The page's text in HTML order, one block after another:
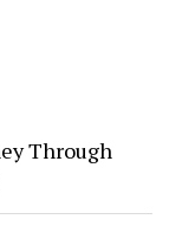
Through